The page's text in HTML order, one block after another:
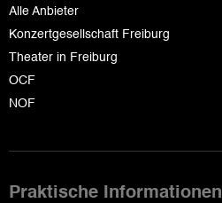
Alle Anbieter
Konzertgesellschaft Freiburg
Theater in Freiburg
OCF
NOF
Praktische Informationen